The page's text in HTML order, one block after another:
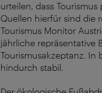
urteilen, dass
Quellen hierfür sind die
Tourismus Monitor
jährliche repräsentative
Tourismusakzeptanz. In
hindurch stabil.